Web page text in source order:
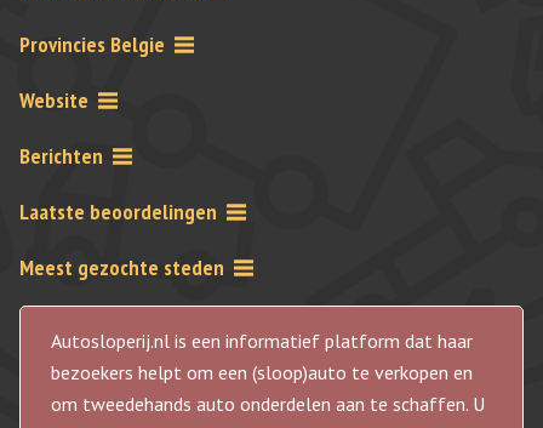
Provincies Belgie
Website
Berichten
Laatste beoordelingen
Meest gezochte steden
Autosloperij.nl is een informatief platform dat haar
bezoekers helpt om een (sloop)auto te verkopen en
om tweedehands auto onderdelen aan te schaffen. U